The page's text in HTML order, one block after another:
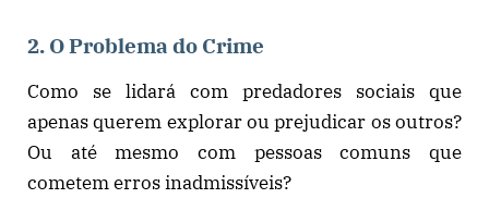
2. O Problema do Crime
Como se lidará com predadores sociais que
apenas querem explorar ou prejudicar os outros?
Ou até mesmo com pessoas comuns que
cometem erros inadmissíveis?